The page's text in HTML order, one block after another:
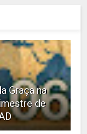
Graça na
de